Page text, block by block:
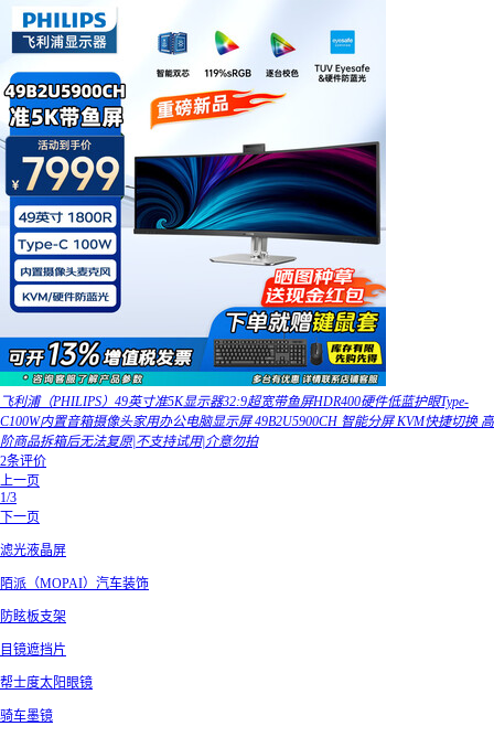
飞利浦（PHILIPS）49英寸准5K显示器32:9超宽带鱼屏HDR400硬件低蓝护眼Type-
C100W内置音箱摄像头家用办公电脑显示屏 49B2U5900CH 智能分屏 KVM快捷切换 高
阶商品拆箱后无法复原|不支持试用|介意勿拍
2条评价
上一页
1/3
下一页
滤光液晶屏
陌派（MOPAI）汽车装饰
防眩板支架
目镜遮挡片
帮士度太阳眼镜
骑车墨镜